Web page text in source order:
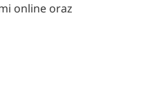
online oraz